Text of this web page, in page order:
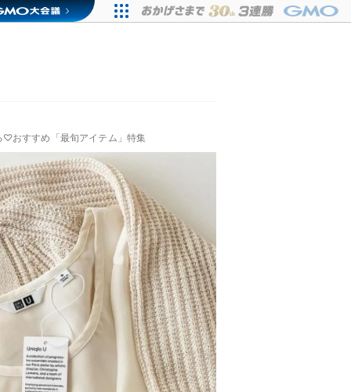
♡おすすめ「最旬アイテム」特集